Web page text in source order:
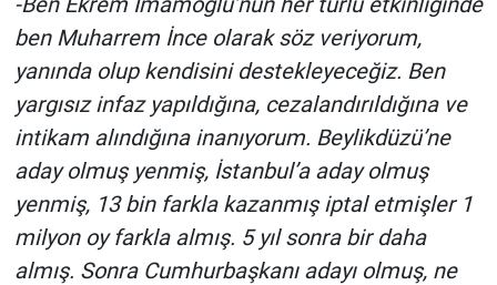
ben Muharrem İnce olarak söz veriyorum,
yanında olup kendisini destekleyeceğiz. Ben
yargısız infaz yapıldığına, cezalandırıldığına ve
intikam alındığına inanıyorum. Beylikdüzü’ne
aday olmuş yenmiş, İstanbul’a aday olmuş
yenmiş, 13 bin farkla kazanmış iptal etmişler 1
milyon oy farkla almış. 5 yıl sonra bir daha
almış. Sonra Cumhurbaşkanı adayı olmuş, ne